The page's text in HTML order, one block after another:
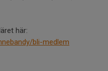
här:
bli-medlem